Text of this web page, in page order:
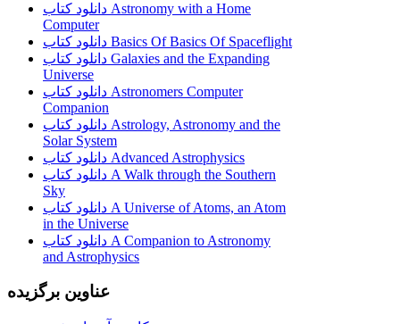
دانلود کتاب Astronomy with a Home
Computer
دانلود کتاب Basics Of Basics Of Spaceflight
دانلود کتاب Galaxies and the Expanding
Universe
دانلود کتاب Astronomers Computer
Companion
دانلود کتاب Astrology, Astronomy and the
Solar System
دانلود کتاب Advanced Astrophysics
دانلود کتاب A Walk through the Southern
Sky
دانلود کتاب A Universe of Atoms, an Atom
in the Universe
دانلود کتاب A Companion to Astronomy
and Astrophysics
عناوین برگزیده